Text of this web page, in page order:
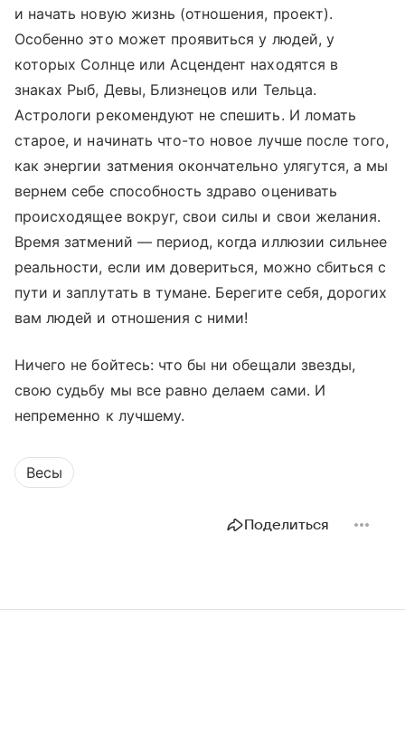
и начать новую жизнь (отношения, проект).
Особенно это может проявиться у людей, у
которых Солнце или Асцендент находятся в
знаках Рыб, Девы, Близнецов или Тельца.
Астрологи рекомендуют не спешить. И ломать
старое, и начинать что-то новое лучше после того,
как энергии затмения окончательно улягутся, а мы
вернем себе способность здраво оценивать
происходящее вокруг, свои силы и свои желания.
Время затмений — период, когда иллюзии сильнее
реальности, если им довериться, можно сбиться с
пути и заплутать в тумане. Берегите себя, дорогих
вам людей и отношения с ними!
Ничего не бойтесь: что бы ни обещали звезды,
свою судьбу мы все равно делаем сами. И
непременно к лучшему.
Весы
Поделиться